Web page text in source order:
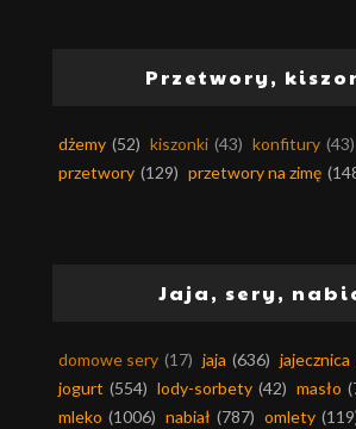
Przetwory,
dżemy (52) kiszonki (43) konfitury (43)
przetwory (129) przetwory na zimę
Jaja, sery,
domowe sery (17) jaja (636) jajecznica
jogurt (554) lody-sorbety (42) masło
mleko (1006) nabiał (787) omlety